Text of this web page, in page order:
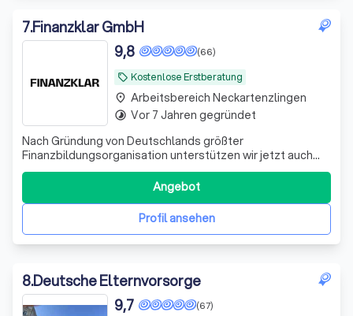
7.Finanzklar GmbH
local_offer Kostenlose Erstberatung
(66)
9,8
Nach Gründung von Deutschlands größter
Finanzbildungsorganisation unterstützen wir jetzt auch
bei der Umsetzung. Bekannt aus ZDF, ARD, RTL und vielen
Profil ansehen
Angebot
place Arbeitsbereich Neckartenzlingen
timelapse Vor 7 Jahren gegründet
8.Deutsche Elternvorsorge
(67)
9,7